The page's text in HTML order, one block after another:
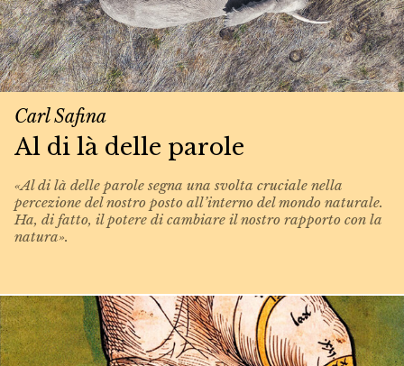
Carl Safina
Al di là delle parole
«Al di là delle parole segna una svolta cruciale nella
percezione del nostro posto all’interno del mondo naturale.
Ha, di fatto, il potere di cambiare il nostro rapporto con la
natura».